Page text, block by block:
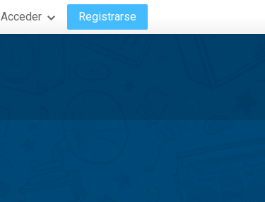
Acceder Registrarse